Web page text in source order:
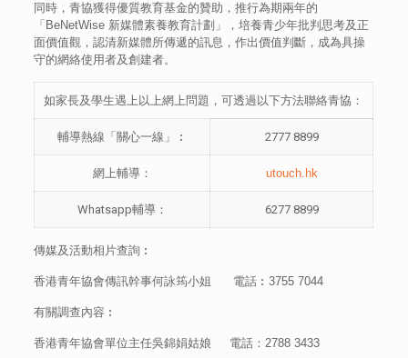
同時，青協獲得優質教育基金的贊助，推行為期兩年的
「BeNetWise 新媒體素養教育計劃」，培養青少年批判思考及正
面價值觀，認清新媒體所傳遞的訊息，作出價值判斷，成為具操
守的網絡使用者及創建者。
如家長及學生遇上以上網上問題，可透過以下方法聯絡青協：
輔導熱線「關心一線」︰ 2777 8899
網上輔導： utouch.hk
Whatsapp輔導： 6277 8899
傳媒及活動相片查詢︰
香港青年協會傳訊幹事何詠筠小姐 電話︰3755 7044
有關調查內容︰
香港青年協會單位主任吳錦娟姑娘 電話：2788 3433